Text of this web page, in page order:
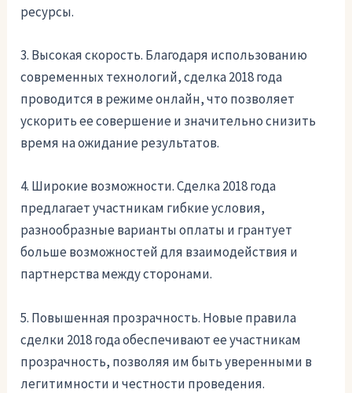
ресурсы.
3. Высокая скорость. Благодаря использованию
современных технологий, сделка 2018 года
проводится в режиме онлайн, что позволяет
ускорить ее совершение и значительно снизить
время на ожидание результатов.
4. Широкие возможности. Сделка 2018 года
предлагает участникам гибкие условия,
разнообразные варианты оплаты и грантует
больше возможностей для взаимодействия и
партнерства между сторонами.
5. Повышенная прозрачность. Новые правила
сделки 2018 года обеспечивают ее участникам
прозрачность, позволяя им быть уверенными в
легитимности и честности проведения.